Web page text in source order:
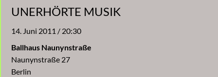
UNERHÖRTE MUSIK
14. Juni 2011 / 20:30
Ballhaus Naunynstraße
Naunynstraße 27
Berlin